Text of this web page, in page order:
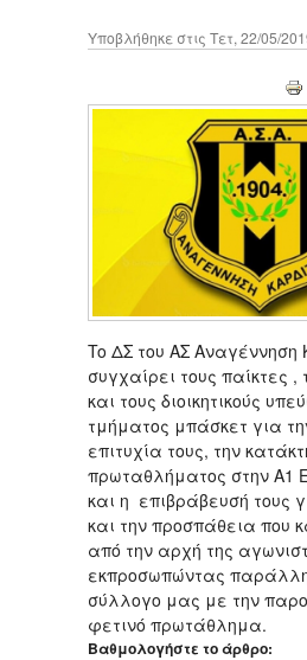
Υποβλήθηκε στις Τετ, 22/05/
To ΔΣ του ΑΣ Αναγέννηση
συγχαίρει τους παίκτες ,
και τους διοικητικούς
τμήματος μπάσκετ για
επιτυχία τους, την
πρωταθλήματος στην Α1
και η επιβράβευσή τους
και την προσπάθεια που
από την αρχή της
εκπροσωπώντας
σύλλογο μας με την
φετινό πρωτάθλημα.
Βαθμολογήστε το άρθρο: